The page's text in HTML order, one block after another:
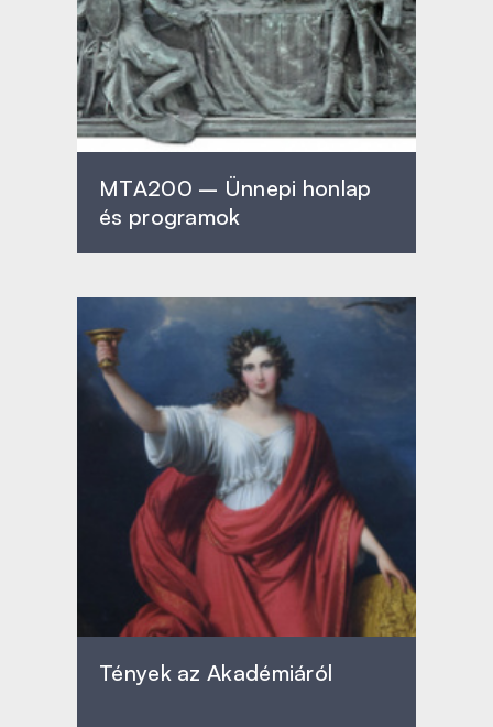
MTA200 – Ünnepi honlap
és programok
Tények az Akadémiáról